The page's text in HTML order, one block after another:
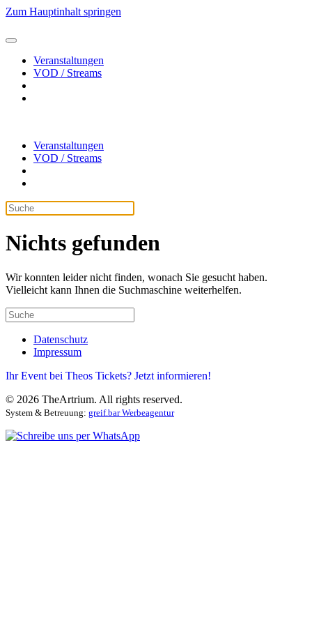
Zum Hauptinhalt springen
Veranstaltungen
VOD / Streams
Veranstaltungen
VOD / Streams
Nichts gefunden
Wir konnten leider nicht finden, wonach Sie gesucht haben.
Vielleicht kann Ihnen die Suchmaschine weiterhelfen.
Datenschutz
Impressum
Ihr Event bei Theos Tickets? Jetzt informieren!
© 2026 TheArtrium. All rights reserved.
System & Betreuung: greif.bar Werbeagentur